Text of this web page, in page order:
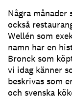
Några månader
också
Wellén som
namn har en
Bronck som
vi idag känner
beskrivas som
och svenska